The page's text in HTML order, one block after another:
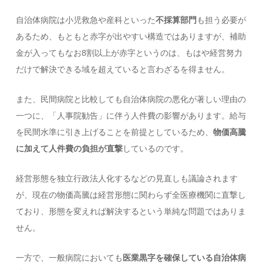
自治体病院は小児救急や産科といった不採算部門 も担う必要が
あるため、もともと赤字が出やすい構造ではありますが、補助
金が入ってもなお8割以上が赤字というのは、もはや経営努力
だけで解決できる域を超えていると言わざるを得ません。
また、民間病院と比較しても自治体病院の悪化が著しい理由の
一つに、「人事院勧告」に伴う人件費の影響があります。給与
を民間水準に引き上げることを前提としているため、物価高騰
に加えて人件費の負担が直撃しているのです。
経営形態を独立行政法人化するなどの見直しも議論されます
が、現在の物価高騰は経営形態に関わらず全医療機関に直撃し
ており、形態を変えれば解決するという単純な問題ではありま
せん。
一方で、一般病院においても 医業黒字を確保している自治体病